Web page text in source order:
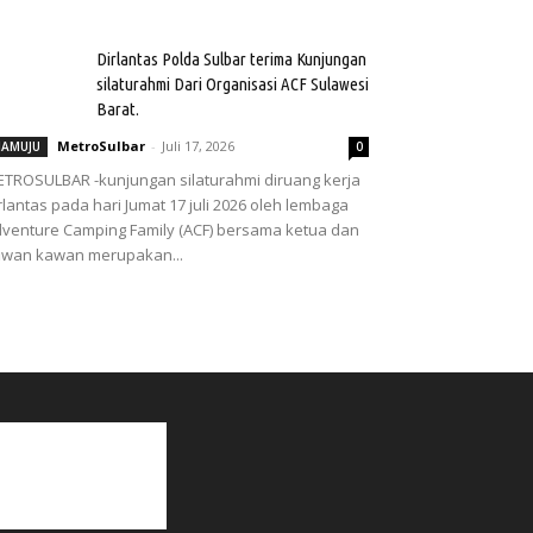
Dirlantas Polda Sulbar terima Kunjungan
silaturahmi Dari Organisasi ACF Sulawesi
Barat.
MetroSulbar - Juli 17, 2026 0
-kunjungan silaturahmi diruang kerja
pada hari Jumat 17 juli 2026 oleh lembaga
Camping Family (ACF) bersama ketua dan
kawan merupakan...